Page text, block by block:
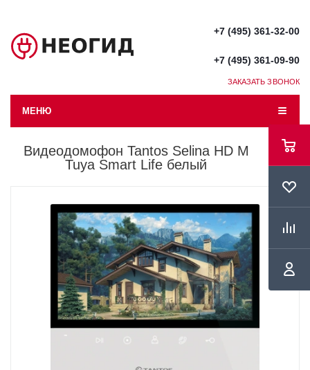
+7 (495) 361-32-00
+7 (495) 361-09-90
ЗАКАЗАТЬ ЗВОНОК
МЕНЮ
Видеодомофон Tantos Selina HD M
Tuya Smart Life белый